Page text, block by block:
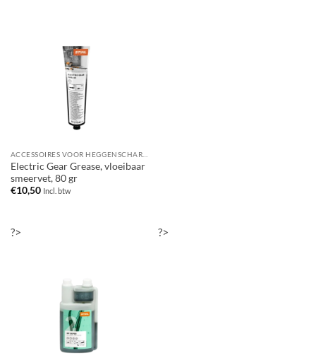
Electric Gear Grease, vloeibaar
smeervet, 80 gr
€10,50 Incl. btw
?> ?>